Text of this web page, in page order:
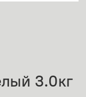
3.0кг